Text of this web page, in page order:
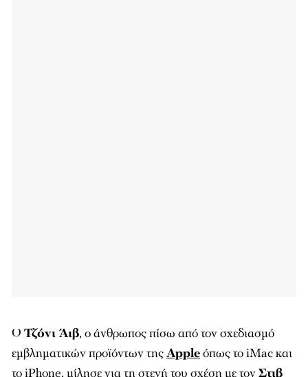
Ο Τζόνι Άιβ, ο άνθρωπος πίσω από τον σχεδιασμό
εμβληματικών προϊόντων τηςAppleόπως το iMac και
το iPhone, μίλησε για τη στενή του σχέση με τονΣτιβ